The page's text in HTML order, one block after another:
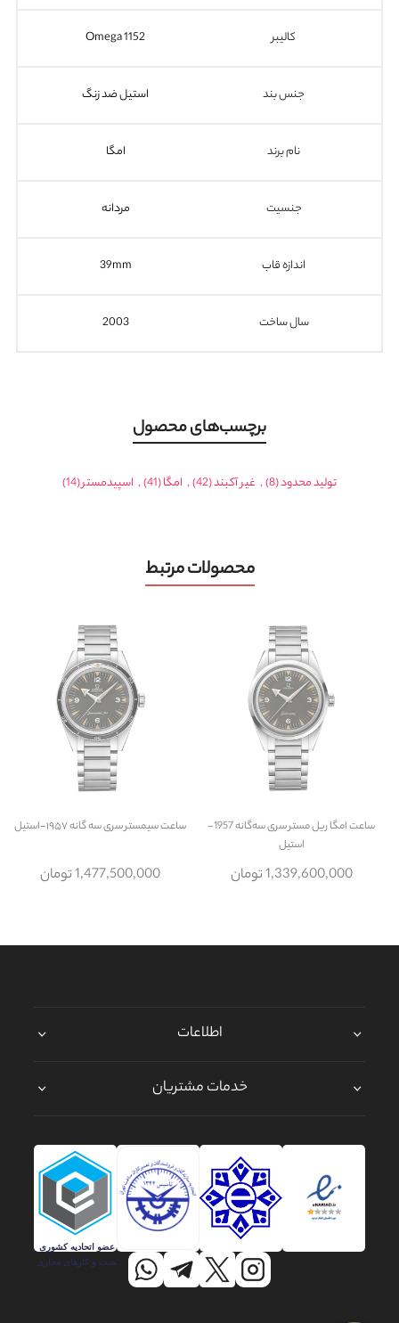
کالیبر Omega 1152
جنس بند استیل ضد زنگ
نام برند امگا
جنسیت مردانه
اندازه قاب 39mm
سال ساخت 2003
برچسب‌های محصول
تولید محدود(8)
, غیر آکبند(42)
, امگا(41)
, اسپیدمستر(14)
محصولات مرتبط
ساعت
امگا ریل مستر سری سه‌گانه 1957-
استیل
1,339,600,000 تومان
ساعتسیمستر سری سه گانه ۱۹۵۷-استیل
1,477,500,000 تومان
اطلاعات
خدمات مشتریان